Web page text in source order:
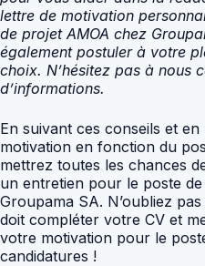
lettre de motivation
de projet AMOA chez
également postuler à votre
choix. N’hésitez pas à nous
d’informations.
En suivant ces conseils et
motivation en fonction du
mettrez toutes les chances
un entretien pour le poste
Groupama SA. N’oubliez
doit compléter votre CV et
votre motivation pour le
candidatures !